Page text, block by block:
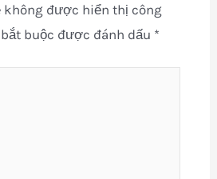
không được hiển thị công
buộc được đánh dấu *